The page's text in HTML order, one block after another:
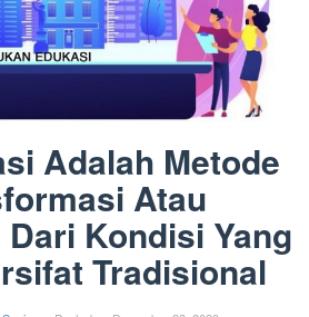
Adalah Metode
Atau
Kondisi Yang
Tradisional